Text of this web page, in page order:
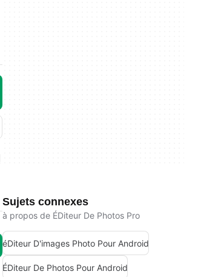
Sujets connexes
à propos de ÉDiteur De Photos Pro
éDiteur D'images Photo Pour Android
ÉDiteur De Photos Pour Android